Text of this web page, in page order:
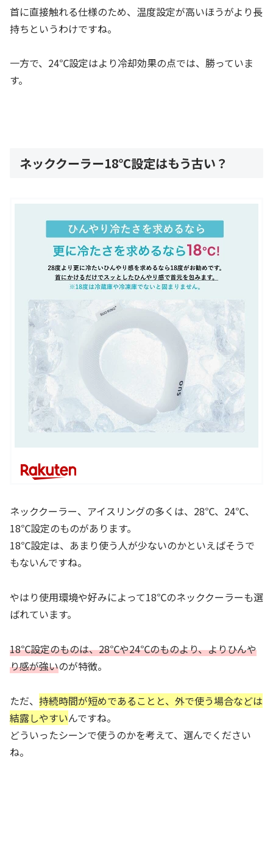
首に直接触れる仕様のため、温度設定が高いほうがより長
持ちというわけですね。
一方で、24℃設定はより冷却効果の点では、勝っていま
す。
ネッククーラー18℃設定はもう古い？
ネッククーラー、アイスリングの多くは、28℃、24℃、
18℃設定のものがあります。
18℃設定は、あまり使う人が少ないのかといえばそうで
もないんですね。
やはり使用環境や好みによって18℃のネッククーラーも選
ばれています。
18℃設定のものは、28℃や24℃のものより、よりひんや
り感が強いのが特徴。
ただ、 持続時間が短めであることと、外で使う場合などは
結露しやすいんですね。
どういったシーンで使うのかを考えて、選んでください
ね。